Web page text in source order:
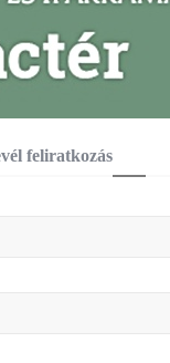
feliratkozás